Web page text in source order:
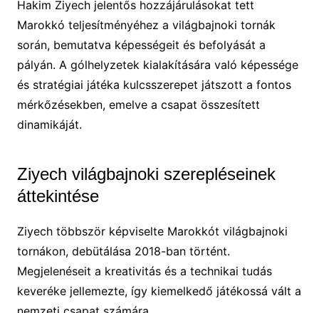
Hakim Ziyech jelentős hozzájárulásokat tett
Marokkó teljesítményéhez a világbajnoki tornák
során, bemutatva képességeit és befolyását a
pályán. A gólhelyzetek kialakítására való képessége
és stratégiai játéka kulcsszerepet játszott a fontos
mérkőzésekben, emelve a csapat összesített
dinamikáját.
Ziyech világbajnoki szerepléseinek
áttekintése
Ziyech többször képviselte Marokkót világbajnoki
tornákon, debütálása 2018-ban történt.
Megjelenéseit a kreativitás és a technikai tudás
keveréke jellemezte, így kiemelkedő játékossá vált a